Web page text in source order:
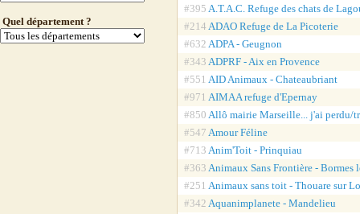
Quel département ?
#395 A.T.A.C. Refuge des chats de
#214 ADAO Refuge de La Picoterie
#632 ADPA - Geugnon
#343 ADPRF - Aix en Provence
#551 AID Animaux - Chateaubriant
#971 AIMAA refuge d'Epernay
#850 Allô mairie Marseille... j'ai perdu/
#547 Amour Féline
#713 Anim'Toit - Prinquiau
#363 Animaux Sans Frontière - Bormes
#251 Animaux sans toit - Thouare sur
#342 Aquanimplanete - Mandelieu